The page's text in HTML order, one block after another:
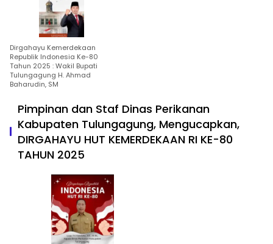
Dirgahayu Kemerdekaan
Republik Indonesia Ke-80
Tahun 2025 : Wakil Bupati
Tulungagung H. Ahmad
Baharudin, SM
Pimpinan dan Staf Dinas Perikanan
Kabupaten Tulungagung, Mengucapkan,
DIRGAHAYU HUT KEMERDEKAAN RI KE-80
TAHUN 2025